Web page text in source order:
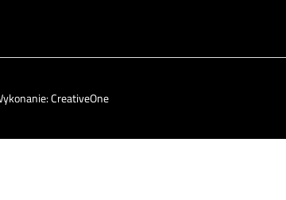
CreativeOne